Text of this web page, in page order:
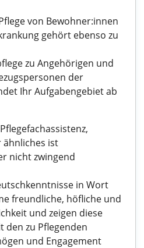
von Bewohner:innen
gehört ebenso zu
zu Angehörigen und
der
Ihr Aufgabengebiet ab
ähnliches ist
nicht zwingend
in Wort
freundliche, höfliche und
und zeigen diese
den zu Pflegenden
und Engagement